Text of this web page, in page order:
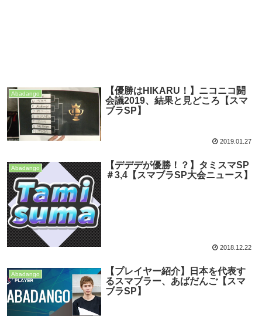
Abadango
【優勝はHIKARU！】ニコニコ闘
会議2019、結果と見どころ【スマ
ブラSP】
2019.01.27
Abadango
【デデデが優勝！？】タミスマSP
＃3,4【スマブラSP大会ニュース】
2018.12.22
Abadango
【プレイヤー紹介】日本を代表す
るスマブラー、あばだんご【スマ
ブラSP】